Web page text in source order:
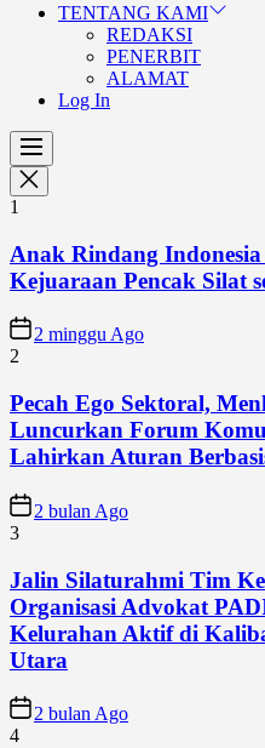
TENTANG KAMI
REDAKSI
PENERBIT
ALAMAT
Log In
1
Anak Rindang
Kejuaraan Pencak Silat
2 minggu Ago
2
Pecah Ego Sektoral,
Luncurkan Forum
Lahirkan Aturan
2 bulan Ago
3
Jalin Silaturahmi Tim
Organisasi Advokat
Kelurahan Aktif di
Utara
2 bulan Ago
4